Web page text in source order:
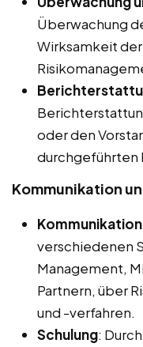
Überwachung
Wirksamkeit
oder den
durchgeführten
Kommunikation
Kommunikation
verschiedenen
Management,
Partnern, über
und -verfahren.
Schulung: